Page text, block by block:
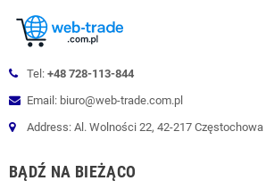
Tel: +48 728-113-844
Email: biuro@web-trade.com.pl
Address: Al. Wolności 22, 42-217 Częstochowa
BĄDŹ NA BIEŻĄCO